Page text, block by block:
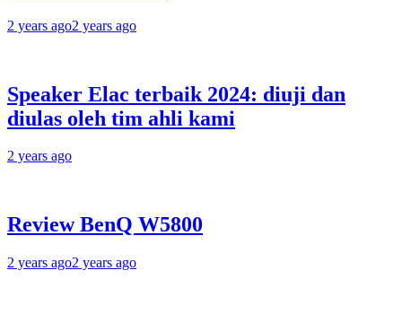
2 years ago2 years ago
Speaker Elac terbaik 2024: diuji dan
diulas oleh tim ahli kami
2 years ago
Review BenQ W5800
2 years ago2 years ago